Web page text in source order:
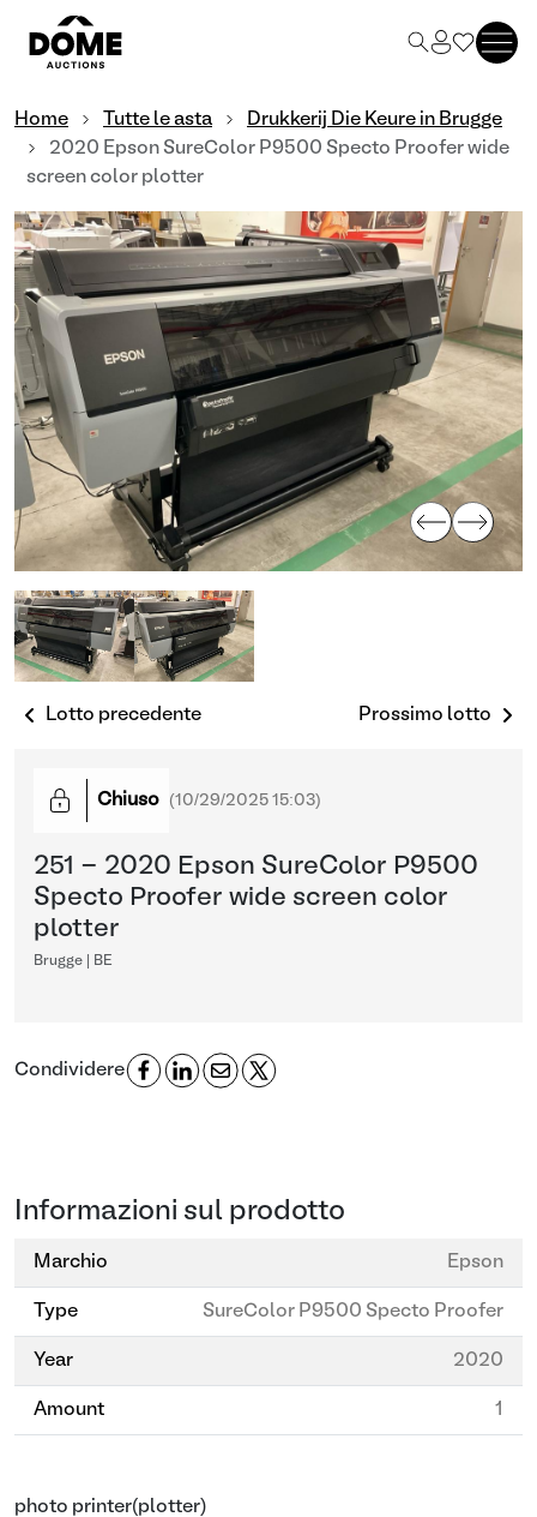
Home Tutte le asta
Drukkerij Die Keure in Brugge
2020 Epson SureColor P9500 Specto Proofer wide
screen color plotter
Lotto precedente Prossimo lotto
Chiuso (10/29/2025 15:03)
251 - 2020 Epson SureColor P9500
Specto Proofer wide screen color
plotter
Brugge | BE
Condividere
Informazioni sul prodotto
Marchio Epson
Type SureColor P9500 Specto Proofer
Year 2020
Amount 1
photo printer(plotter)